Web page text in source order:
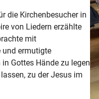
die Kirchenbesucher in
von Liedern erzählte
mit
ermutigte
Gottes Hände zu legen
zu der Jesus im